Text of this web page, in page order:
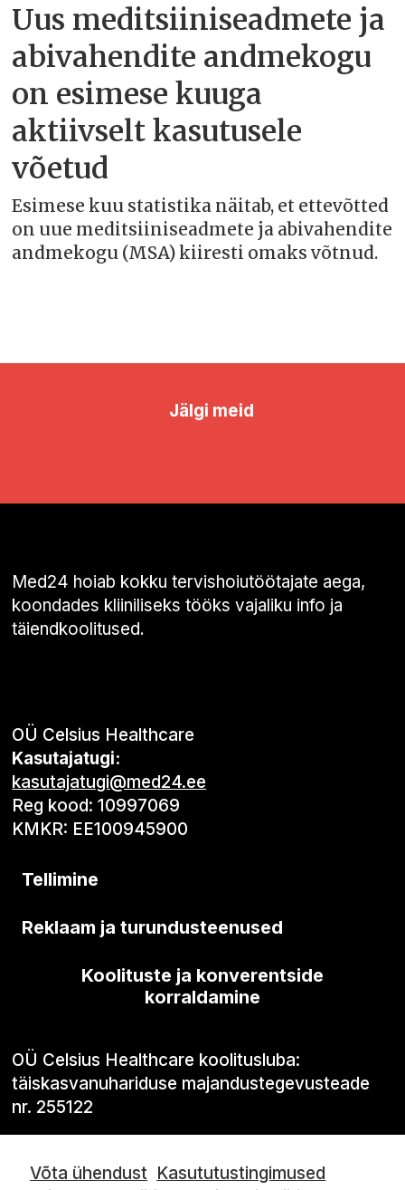
Uus meditsiiniseadmete ja
abivahendite andmekogu
on esimese kuuga
aktiivselt kasutusele
võetud
Esimese kuu statistika näitab, et ettevõtted
on uue meditsiiniseadmete ja abivahendite
andmekogu (MSA) kiiresti omaks võtnud.
Jälgi meid
Med24 hoiab kokku tervishoiutöötajate aega,
koondades kliiniliseks tööks vajaliku info ja
täiendkoolitused.
OÜ Celsius Healthcare
Kasutajatugi:
kasutajatugi@med24.ee
Reg kood: 10997069
KMKR: EE100945900
Tellimine
Reklaam ja turundusteenused
Koolituste ja konverentside
korraldamine
OÜ Celsius Healthcare koolitusluba:
täiskasvanuhariduse majandustegevusteade
nr. 255122
Võta ühendust Kasututustingimused